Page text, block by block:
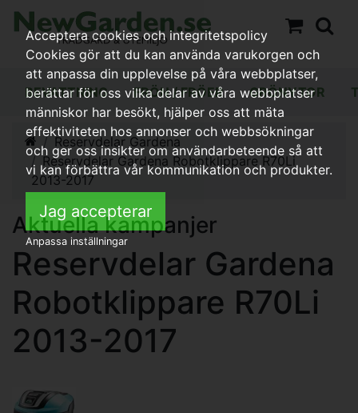
BEVATTNING FRÖN / FRÖER GRÖNYTOR
Reservdelar Gardena
Reservdelar Gardena Robotklippare R70Li
2013-2017
Aktuella kampanjer
Reservdelar Gardena
Robotklippare R70Li
2013-2017
Acceptera cookies och integritetspolicy
Cookies gör att du kan använda varukorgen och
att anpassa din upplevelse på våra webbplatser,
berättar för oss vilka delar av våra webbplatser
människor har besökt, hjälper oss att mäta
effektiviteten hos annonser och webbsökningar
och ger oss insikter om användarbeteende så att
vi kan förbättra vår kommunikation och produkter.
Jag accepterar
Anpassa inställningar